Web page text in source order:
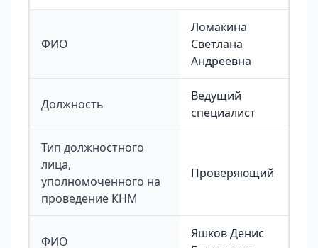
ФИО
Ломакина
Светлана
Андреевна
Должность
Ведущий
специалист
Тип должностного
лица,
уполномоченного на
проведение КНМ
Проверяющий
ФИО
Яшков Денис